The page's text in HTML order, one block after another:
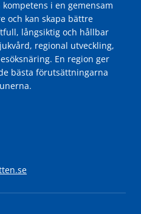
i en gemensam
och kan skapa bättre
långsiktig och hållbar
regional utveckling,
En region ger
bästa förutsättningarna